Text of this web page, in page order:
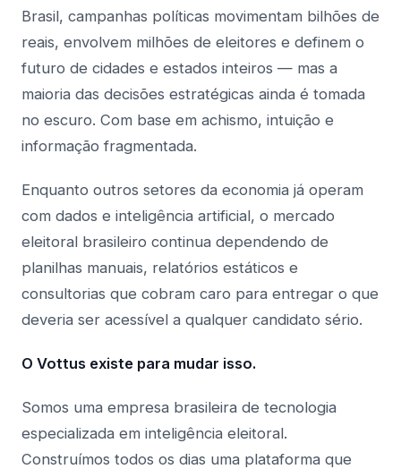
Brasil, campanhas políticas movimentam bilhões de
reais, envolvem milhões de eleitores e definem o
futuro de cidades e estados inteiros — mas a
maioria das decisões estratégicas ainda é tomada
no escuro. Com base em achismo, intuição e
informação fragmentada.
Enquanto outros setores da economia já operam
com dados e inteligência artificial, o mercado
eleitoral brasileiro continua dependendo de
planilhas manuais, relatórios estáticos e
consultorias que cobram caro para entregar o que
deveria ser acessível a qualquer candidato sério.
O Vottus existe para mudar isso.
Somos uma empresa brasileira de tecnologia
especializada em inteligência eleitoral.
Construímos todos os dias uma plataforma que